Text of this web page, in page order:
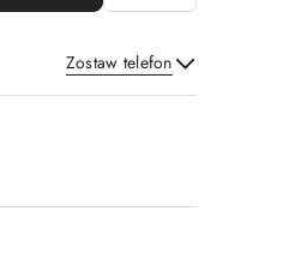
Zostaw telefon
Wyślij